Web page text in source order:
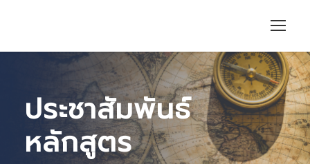
ประชาสัมพันธ์
หลักสูตร